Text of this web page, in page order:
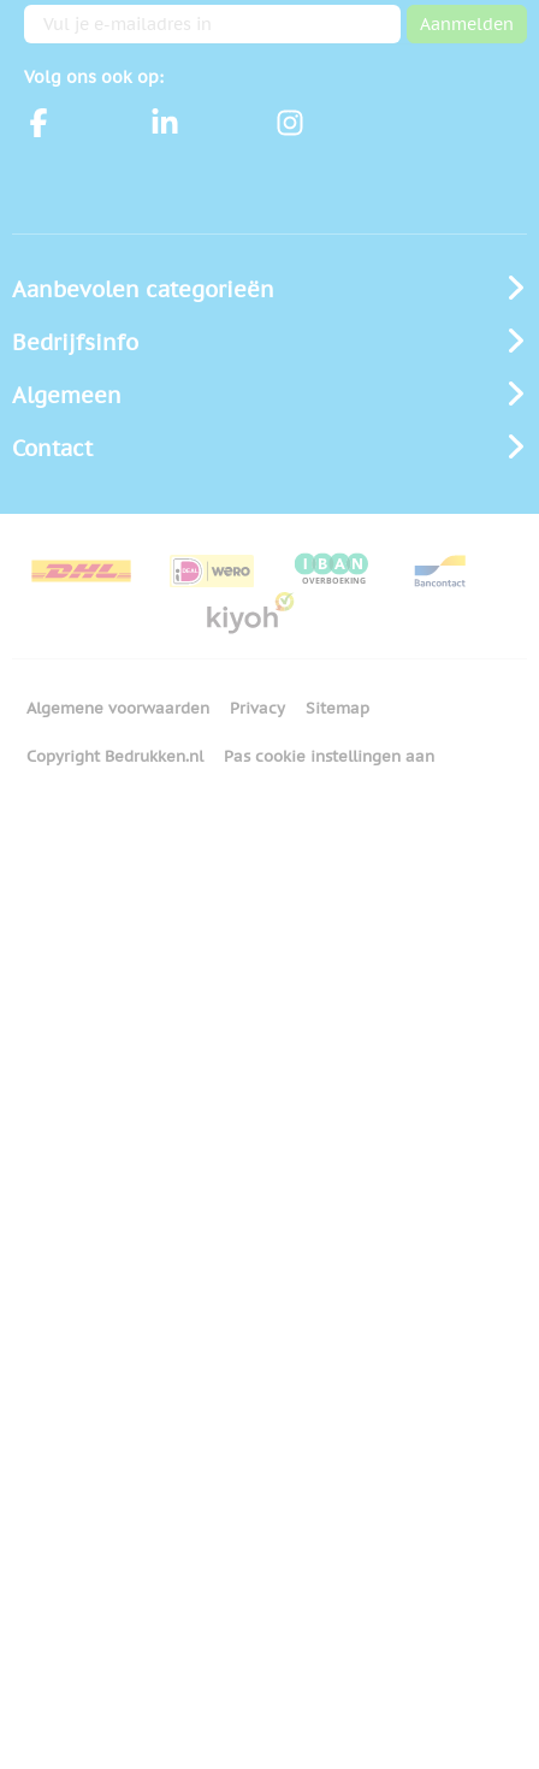
E-mailadres Aanmelden
Volg ons ook op:
Aanbevolen categorieën
Bedrijfsinfo
Algemeen
Contact
Algemene voorwaarden Privacy Sitemap
Copyright Bedrukken.nl Pas cookie instellingen aan